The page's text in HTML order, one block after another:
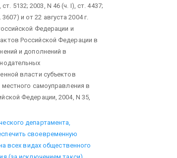
5132; 2003, N 46 (ч. I), ст. 4437;
и от 22 августа 2004 г.
Федерации и
Российской Федерации в
и дополнений в
власти субъектов
самоуправления в
Федерации, 2004, N 35,
департамента,
своевременную
всех видах общественного